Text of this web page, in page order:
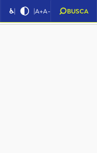
♿| |A+A- BUSCA